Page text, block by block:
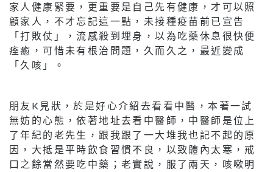
家人健康緊要，更重要是自己先有健康，才可以照
顧家人，不才忘記這一點，未接種疫苗前已宣告
「打敗仗」，流感殺到埋身，以為吃藥休息很快便
痊癒，可惜未有根治問題，久而久之，最近變成
「久咳」。
朋友K見狀，於是好心介紹去看看中醫，本著一試
無妨的心態，依著地址去看中醫師，中醫師是位上
了年紀的老先生，跟我跟了一大堆我也記不起的原
因，大抵是平時飲食習慣不良，以致體內太寒，戒
口之餘當然要吃中藥；老實說，服了兩天，咳嗽明